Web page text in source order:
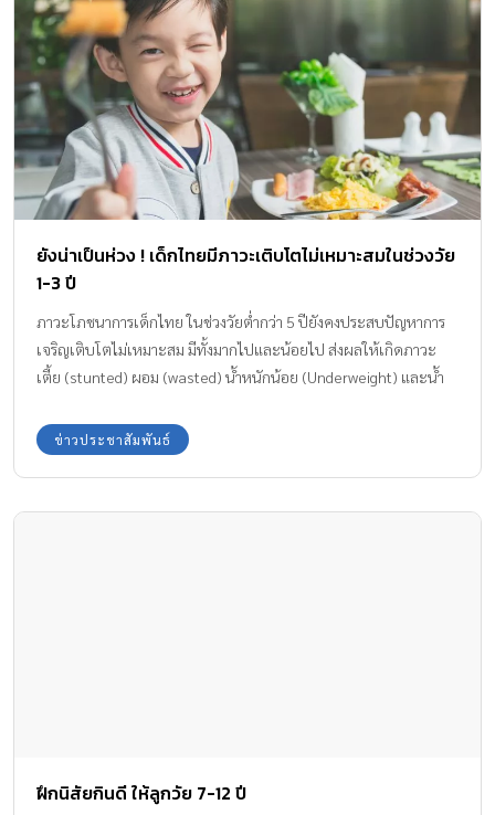
ยังน่าเป็นห่วง ! เด็กไทยมีภาวะเติบโตไม่เหมาะสมในช่วงวัย
1-3 ปี
ภาวะโภชนาการเด็กไทย ในช่วงวัยต่ำกว่า 5 ปียังคงประสบปัญหาการ
เจริญเติบโตไม่เหมาะสม มีทั้งมากไปและน้อยไป ส่งผลให้เกิดภาวะ
เตี้ย (stunted) ผอม (wasted) น้ำหนักน้อย (Underweight) และน้ำ
กราฟในกรอบเส้นประช่วงอายุระหว่าง 12-36 เดือน แสดงภาวการณ์
เจริญเติบโตไม่เหมาะสมมากที่สุด สาเหตุมาจากการขาดสมดุลด้าน
ข่าวประชาสัมพันธ์
ฝึกนิสัยกินดี ให้ลูกวัย 7-12 ปี